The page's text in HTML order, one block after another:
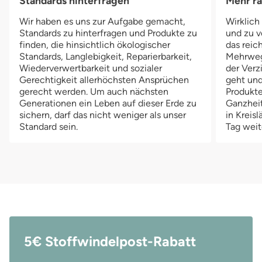
in Größe 2 lässt sich mit Hilfe eines Klettverschlusses schließen.
Alternativ gibt es diese Überhose aber auch mit Druckknöpfen
zum Verschließen bei uns im Shop.Die Thirsties Duo Wrap
Überhose ist in 3 verschiedenen Größen erhältlich: Größe 1 (3-8
kg) Größe 2 (8-18 kg) Größe 3 (18-30 kg)
Wir haben es uns zur Aufgabe gemacht,
Standards zu hinterfragen und Produkte zu
finden, die hinsichtlich ökologischer
Standards, Langlebigkeit, Reparierbarkeit,
Wiederverwertbarkeit und sozialer
Gerechtigkeit allerhöchsten Ansprüchen
gerecht werden. Um auch nächsten
Generationen ein Leben auf dieser Erde zu
sichern, darf das nicht weniger als unser
Standard sein.
Wirklich
und zu
das
der
geht
in
Tag
5€ Stoffwindelpost-Rabatt